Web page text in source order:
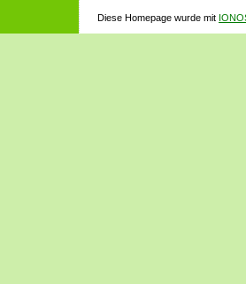
Diese Homepage wurde mit